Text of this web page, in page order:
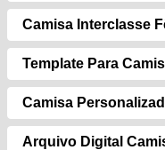
Camisa Interclasse
Template Para
Camisa
Arquivo Digital